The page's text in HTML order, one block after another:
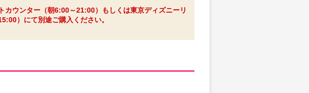
ウンター（朝6:00～21:00）もしくは東京ディズニーリ
）にて別途ご購入ください。